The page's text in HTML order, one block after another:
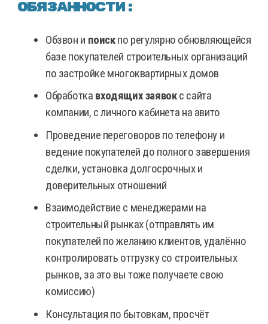
обязанности:
Обзвон и поискпо регулярно обновляющейся
базе покупателей строительных организаций
по застройке многоквартирных домов
Обработка входящих заявокс сайта
компании, с личного кабинета на авито
Проведение переговоров по телефону и
ведение покупателей до полного завершения
сделки, установка долгосрочных и
доверительных отношений
Взаимодействие с менеджерами на
строительный рынках (отправлять им
покупателей по желанию клиентов, удалённо
контролировать отгрузку со строительных
рынков, за это вы тоже получаете свою
комиссию)
Консультация по бытовкам, просчёт